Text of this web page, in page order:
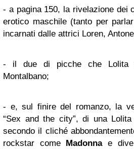
- a pagina 150, la rivelazione dei
erotico maschile (tanto per
incarnati dalle attrici Loren,
- il due di picche che Lolita
Montalbano;
- e, sul finire del romanzo, la
“Sex and the city”, di una
secondo il cliché
rockstar come
Madonnae